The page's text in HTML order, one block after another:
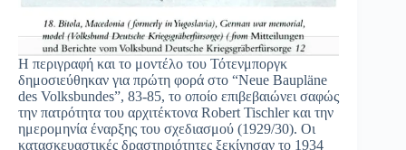
Η περιγραφή και το μοντέλο του Τότενμποργκ
δημοσιεύθηκαν για πρώτη φορά στο “Neue Baupläne
des Volksbundes”, 83-85, το οποίο επιβεβαιώνει σαφώς
την πατρότητα του αρχιτέκτονα Robert Tischler και την
ημερομηνία έναρξης του σχεδιασμού (1929/30). Οι
κατασκευαστικές δραστηριότητες ξεκίνησαν το 1934